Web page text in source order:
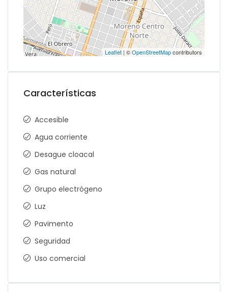
Leaflet | ©OpenStreetMapcontributors
Características
Accesible
Agua corriente
Desague cloacal
Gas natural
Grupo electrógeno
Luz
Pavimento
Seguridad
Uso comercial